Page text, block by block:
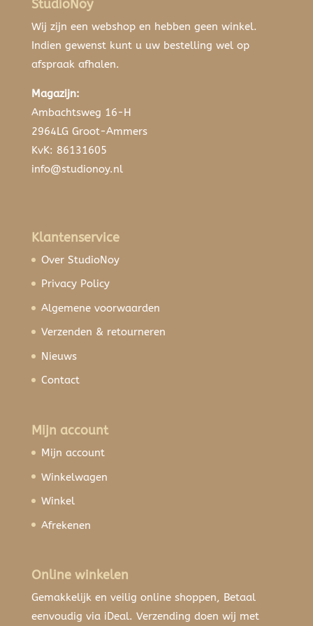
StudioNoy
Wij zijn een webshop en hebben geen winkel.
Indien gewenst kunt u uw bestelling wel op
afspraak afhalen.
Magazijn:
Ambachtsweg 16-H
2964LG Groot-Ammers
KvK: 86131605
info@studionoy.nl
Klantenservice
Over StudioNoy
Privacy Policy
Algemene voorwaarden
Verzenden & retourneren
Nieuws
Contact
Mijn account
Mijn account
Winkelwagen
Winkel
Afrekenen
Online winkelen
Gemakkelijk en veilig online shoppen, Betaal
eenvoudig via iDeal. Verzending doen wij met